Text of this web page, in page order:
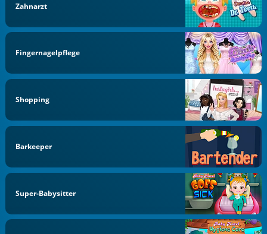
Zahnarzt
Fingernagelpflege
Shopping
Barkeeper
Super-Babysitter